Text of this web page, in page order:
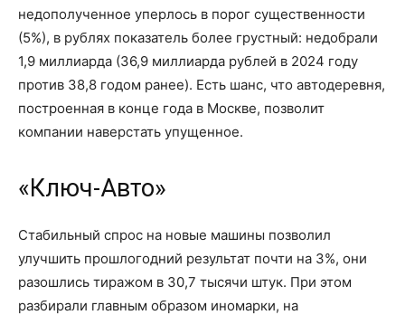
недополученное уперлось в порог существенности
(5%), в рублях показатель более грустный: недобрали
1,9 миллиарда (36,9 миллиарда рублей в 2024 году
против 38,8 годом ранее). Есть шанс, что автодеревня,
построенная в конце года в Москве, позволит
компании наверстать упущенное.
«Ключ-Авто»
Стабильный спрос на новые машины позволил
улучшить прошлогодний результат почти на 3%, они
разошлись тиражом в 30,7 тысячи штук. При этом
разбирали главным образом иномарки, на